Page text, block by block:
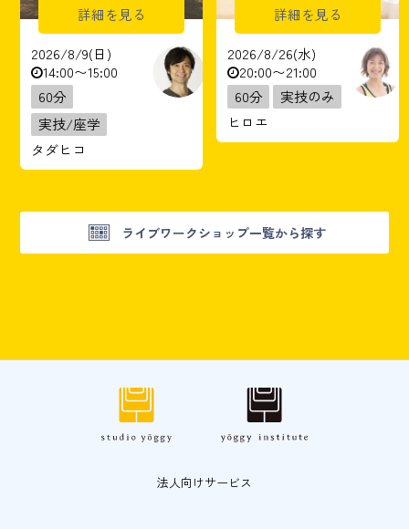
詳細を見る
2026/8/9(日)
14:00〜15:00
60分
実技/座学
タダヒコ
詳細を見る
2026/8/26(水)
20:00〜21:00
60分
実技のみ
ヒロエ
ライブワークショップ一覧から探す
法人向けサービス